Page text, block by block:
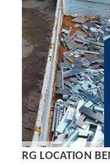
RG LOCATION